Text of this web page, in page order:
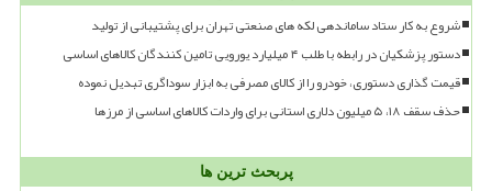
شروع به کار ستاد ساماندهی لکه های صنعتی تهران برای پشتیبانی از تولید
دستور پزشکیان در رابطه با طلب ۴ میلیارد یورویی تامین کنندگان کالاهای اساسی
قیمت گذاری دستوری، خودرو را از کالای مصرفی به ابزار سوداگری تبدیل نموده
حذف سقف ۱۸، ۵ میلیون دلاری استانی برای واردات کالاهای اساسی از مرزها
پربحث ترین ها